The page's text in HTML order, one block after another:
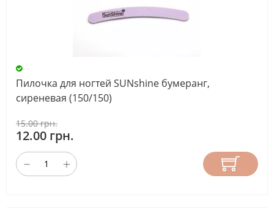
Пилочка для ногтей SUNshine бумеранг,
сиреневая (150/150)
15.00 грн.
12.00 грн.